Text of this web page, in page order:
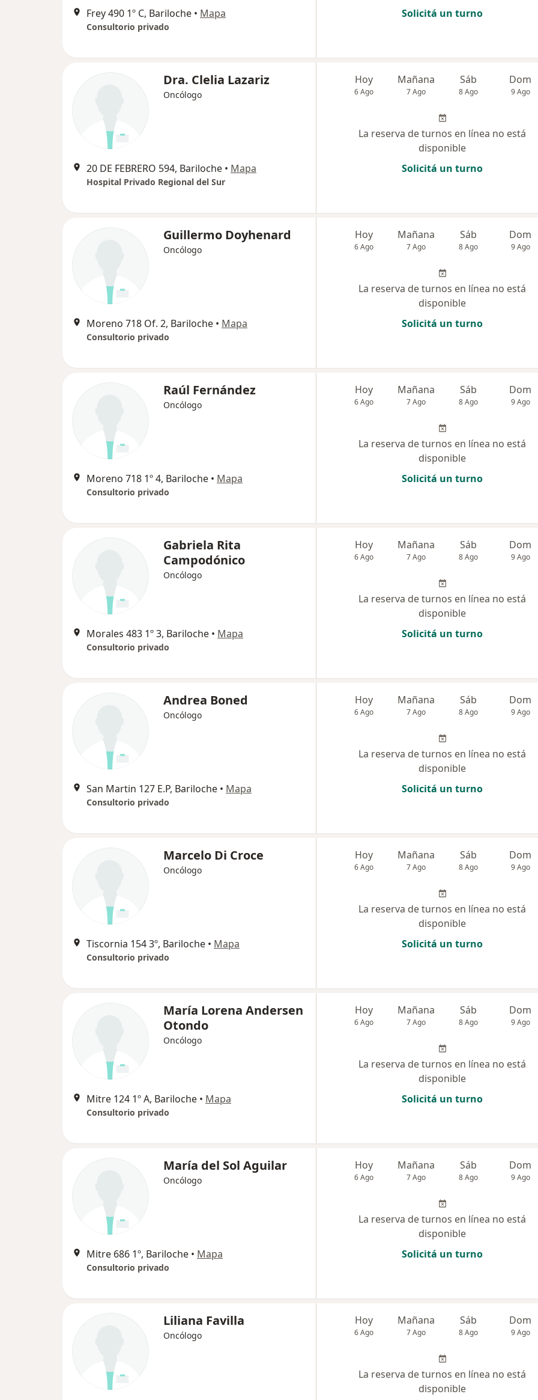
Frey 490 1º C, Bariloche • Mapa
Consultorio privado
Solicitá un turno
Dra. Clelia Lazariz
Oncólogo
20 DE FEBRERO 594, Bariloche • Mapa
Hospital Privado Regional del Sur
Hoy
6 Ago
Mañana
7 Ago
Sáb
8 Ago
Dom
9 Ago
La reserva de turnos en línea no está
disponible
Solicitá un turno
Guillermo Doyhenard
Oncólogo
Moreno 718 Of. 2, Bariloche • Mapa
Consultorio privado
Hoy
6 Ago
Mañana
7 Ago
Sáb
8 Ago
Dom
9 Ago
La reserva de turnos en línea no está
disponible
Solicitá un turno
Raúl Fernández
Oncólogo
Moreno 718 1º 4, Bariloche • Mapa
Consultorio privado
Hoy
6 Ago
Mañana
7 Ago
Sáb
8 Ago
Dom
9 Ago
La reserva de turnos en línea no está
disponible
Solicitá un turno
Gabriela Rita
Campodónico
Oncólogo
Morales 483 1º 3, Bariloche • Mapa
Consultorio privado
Hoy
6 Ago
Mañana
7 Ago
Sáb
8 Ago
Dom
9 Ago
La reserva de turnos en línea no está
disponible
Solicitá un turno
Andrea Boned
Oncólogo
San Martin 127 E.P, Bariloche • Mapa
Consultorio privado
Hoy
6 Ago
Mañana
7 Ago
Sáb
8 Ago
Dom
9 Ago
La reserva de turnos en línea no está
disponible
Solicitá un turno
Marcelo Di Croce
Oncólogo
Tiscornia 154 3º, Bariloche • Mapa
Consultorio privado
Hoy
6 Ago
Mañana
7 Ago
Sáb
8 Ago
Dom
9 Ago
La reserva de turnos en línea no está
disponible
Solicitá un turno
María Lorena Andersen
Otondo
Oncólogo
Mitre 124 1º A, Bariloche • Mapa
Consultorio privado
Hoy
6 Ago
Mañana
7 Ago
Sáb
8 Ago
Dom
9 Ago
La reserva de turnos en línea no está
disponible
Solicitá un turno
María del Sol Aguilar
Oncólogo
Mitre 686 1º, Bariloche • Mapa
Consultorio privado
Hoy
6 Ago
Mañana
7 Ago
Sáb
8 Ago
Dom
9 Ago
La reserva de turnos en línea no está
disponible
Solicitá un turno
Liliana Favilla
Oncólogo
Hoy
6 Ago
Mañana
7 Ago
Sáb
8 Ago
Dom
9 Ago
La reserva de turnos en línea no está
disponible